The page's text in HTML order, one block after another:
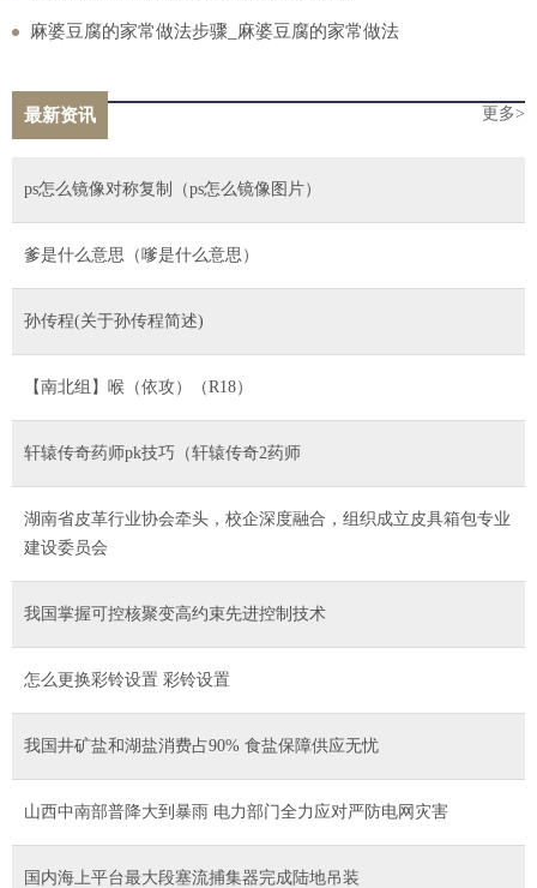
麻婆豆腐的家常做法步骤_麻婆豆腐的家常做法
最新资讯 更多>
ps怎么镜像对称复制（ps怎么镜像图片）
爹是什么意思（嗲是什么意思）
孙传程(关于孙传程简述)
【南北组】喉（依攻）（R18）
轩辕传奇药师pk技巧（轩辕传奇2药师
湖南省皮革行业协会牵头，校企深度融合，组织成立皮具箱包专业
建设委员会
我国掌握可控核聚变高约束先进控制技术
怎么更换彩铃设置 彩铃设置
我国井矿盐和湖盐消费占90% 食盐保障供应无忧
山西中南部普降大到暴雨 电力部门全力应对严防电网灾害
国内海上平台最大段塞流捕集器完成陆地吊装